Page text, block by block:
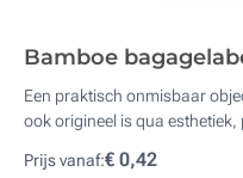
Bamboe
Een praktisch onmisbaar
ook origineel is qua esthetiek,
Prijs vanaf:€ 0,42